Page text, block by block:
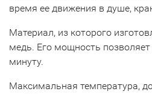
время ее движения в душе,
Материал, из которого
медь. Его мощность
минуту.
Максимальная температура,